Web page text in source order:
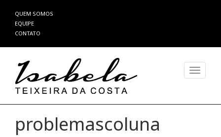
Pular
para
o
QUEM SOMOS
EQUIPE
CONTATO
problemascoluna